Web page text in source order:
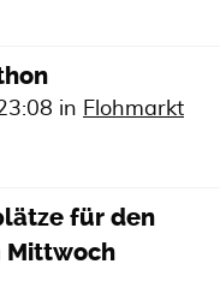
in Flohmarkt
für den
Mittwoch